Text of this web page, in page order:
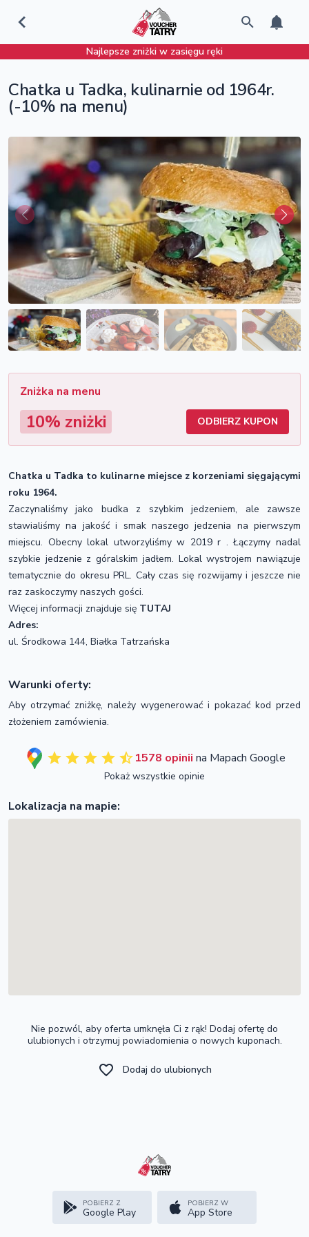
Najlepsze zniżki w zasięgu ręki
Chatka u Tadka, kulinarnie od 1964r.
(-10% na menu)
Zniżka na menu
10% zniżki ODBIERZ KUPON
Chatka u Tadka to kulinarne miejsce z korzeniami sięgającymi
roku 1964.
Zaczynaliśmy jako budka z szybkim jedzeniem, ale zawsze
stawialiśmy na jakość i smak naszego jedzenia na pierwszym
miejscu. Obecny lokal utworzyliśmy w 2019 r . Łączymy nadal
szybkie jedzenie z góralskim jadłem. Lokal wystrojem nawiązuje
tematycznie do okresu PRL. Cały czas się rozwijamy i jeszcze nie
raz zaskoczymy naszych gości.
Więcej informacji znajduje się TUTAJ
Adres:
ul. Środkowa 144, Białka Tatrzańska
Warunki oferty:
Aby otrzymać zniżkę, należy wygenerować i pokazać kod przed
złożeniem zamówienia.
1578 opinii na Mapach Google
Pokaż wszystkie opinie
Lokalizacja na mapie:
Nie pozwól, aby oferta umknęła Ci z rąk! Dodaj ofertę do
ulubionych i otrzymuj powiadomienia o nowych kuponach.
Dodaj do ulubionych
POBIERZ Z
Google Play
POBIERZ W
App Store